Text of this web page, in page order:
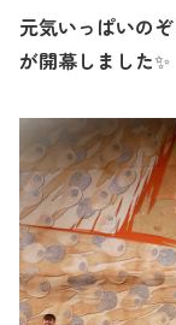
元気いっぱいの
が開幕しました✨